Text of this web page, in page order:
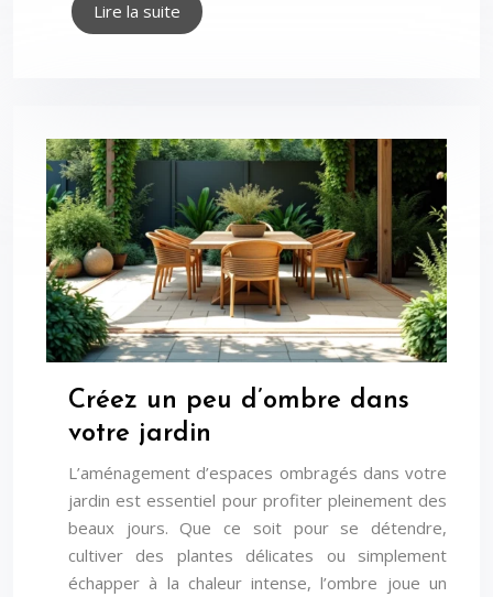
Lire la suite
Créez un peu d’ombre dans
votre jardin
L’aménagement d’espaces ombragés dans votre
jardin est essentiel pour profiter pleinement des
beaux jours. Que ce soit pour se détendre,
cultiver des plantes délicates ou simplement
échapper à la chaleur intense, l’ombre joue un